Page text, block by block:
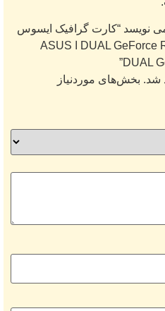
نویسد “کارت گرافیک ایسوس
DUAL GeForce RTX 3060 OC 12GB Gaming ا ASUS
DUAL
شد. بخش‌های موردنیاز